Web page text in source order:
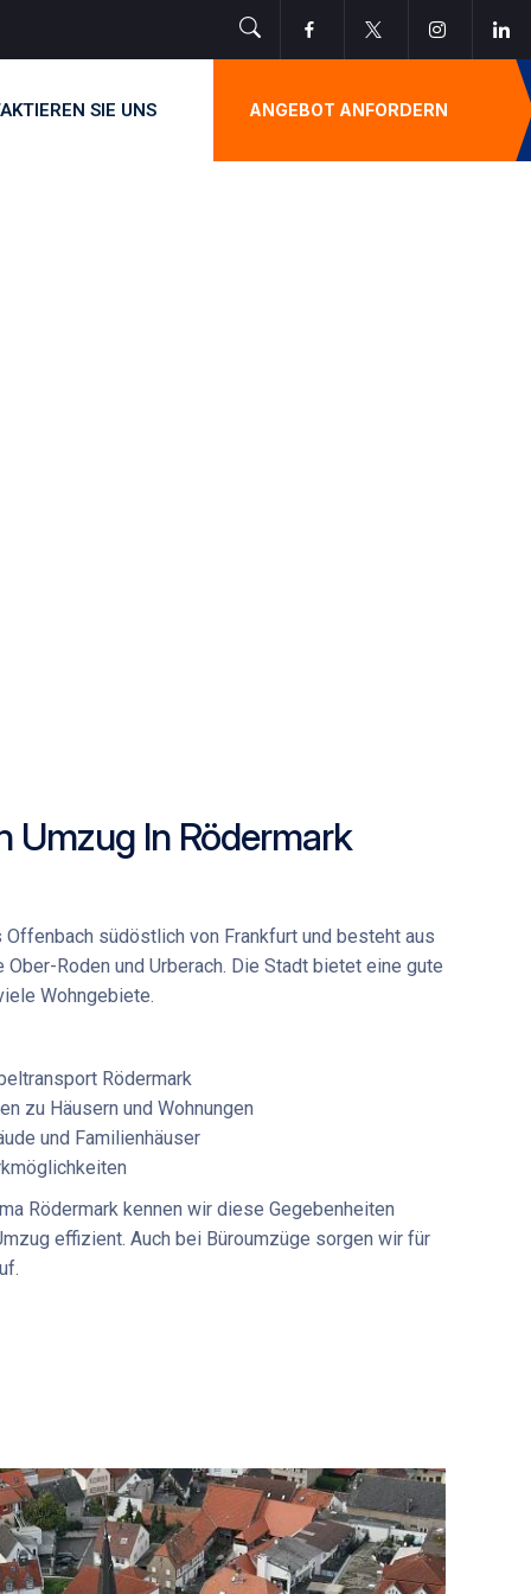
SIE UNS ANGEBOT ANFORDERN
Umzug In Rödermark
südöstlich von Frankfurt und besteht aus
Roden und Urberach. Die Stadt bietet eine gute
Wohngebiete.
Rödermark
zu Häusern und Wohnungen
und Familienhäuser
Rödermark kennen wir diese Gegebenheiten
effizient. Auch bei Büroumzüge sorgen wir für